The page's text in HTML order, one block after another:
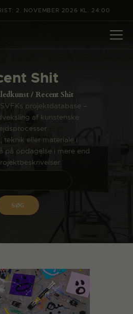
2. NOVEMBER 2026 KL. 24:00
Shit
Recent Shit
projektdatabase –
af kunsteriske
teknik eller materiale i
på opdagelse i mere end